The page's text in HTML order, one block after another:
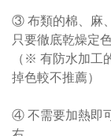
③ 布類的棉、麻
只要徹底乾燥定
（※ 有防水加工
掉色較不推薦）
④ 不需要加熱即